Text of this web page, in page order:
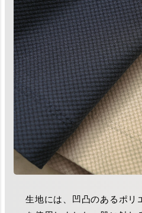
生地には、凹凸のあるポリ